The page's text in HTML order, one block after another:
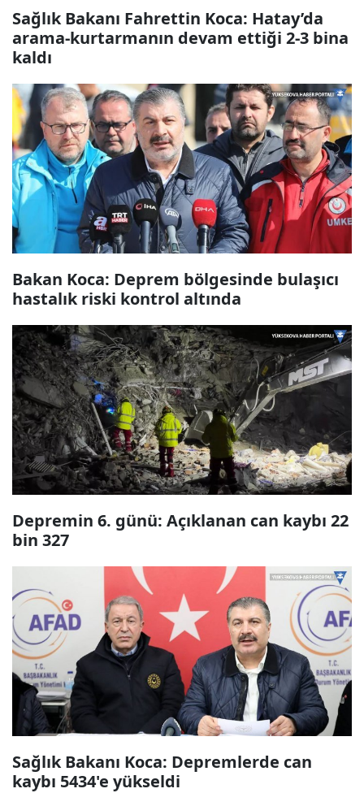
Sağlık Bakanı Fahrettin Koca: Hatay’da
arama-kurtarmanın devam ettiği 2-3 bina
kaldı
Bakan Koca: Deprem bölgesinde bulaşıcı
hastalık riski kontrol altında
Depremin 6. günü: Açıklanan can kaybı 22
bin 327
Sağlık Bakanı Koca: Depremlerde can
kaybı 5434'e yükseldi